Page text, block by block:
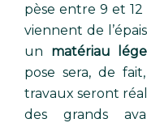
pèse entre 9 et 12
viennent de
un matériau
pose sera, de
travaux seront
des grands